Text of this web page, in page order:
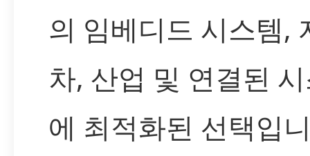
의 임베디드 시스템,
차, 산업 및 연결된
에 최적화된 선택입